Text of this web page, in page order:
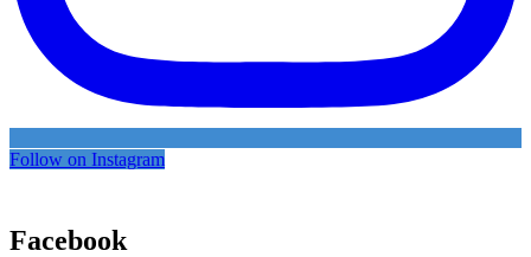
Follow on Instagram
Facebook